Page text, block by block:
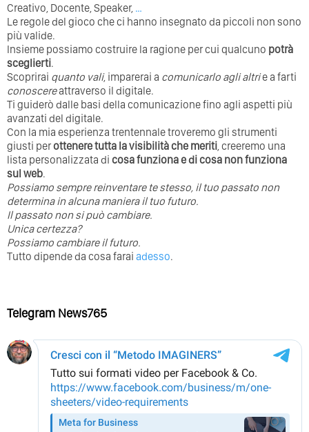
Creativo, Docente, Speaker, …
Le regole del gioco che ci hanno insegnato da piccoli non sono
più valide.
Insieme possiamo costruire la ragione per cui qualcuno potrà
sceglierti.
Scoprirai quanto vali, imparerai a comunicarlo agli altrie a farti
conoscereattraverso il digitale.
Ti guiderò dalle basi della comunicazione fino agli aspetti più
avanzati del digitale.
Con la mia esperienza trentennale troveremo gli strumenti
giusti perottenere tutta la visibilità che meriti, creeremo una
lista personalizzata di cosa funziona e di cosa non funziona
sul web.
Possiamo sempre reinventare te stesso, il tuo passato non
determina in alcuna maniera il tuo futuro. ⁣
⁣Il passato non si può cambiare.
Unica certezza?
Possiamo cambiare il futuro.
Tutto dipende da cosa farai adesso.
Telegram News765